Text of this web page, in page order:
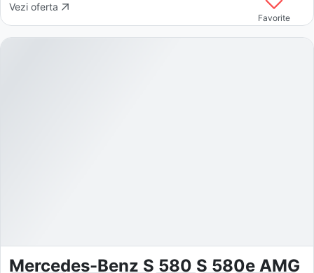
Vezi oferta
Favorite
Mercedes-Benz S 580 S 580e AMG